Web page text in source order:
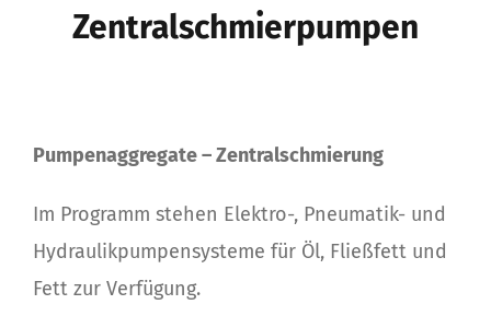
Zentralschmierpumpen
Pumpenaggregate – Zentralschmierung
Im Programm stehen Elektro-, Pneumatik- und
Hydraulikpumpensysteme für Öl, Fließfett und
Fett zur Verfügung.